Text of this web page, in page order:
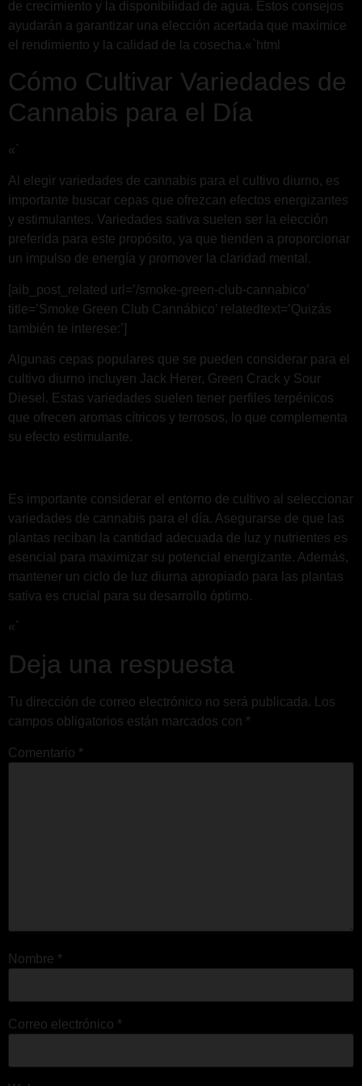
de crecimiento y la disponibilidad de agua. Estos consejos
ayudarán a garantizar una elección acertada que maximice
el rendimiento y la calidad de la cosecha.«`html
Cómo Cultivar Variedades de
Cannabis para el Día
«`
Al elegir variedades de cannabis para el cultivo diurno, es
importante buscar cepas que ofrezcan efectos energizantes
y estimulantes. Variedades sativa suelen ser la elección
preferida para este propósito, ya que tienden a proporcionar
un impulso de energía y promover la claridad mental.
[aib_post_related url=’/smoke-green-club-cannabico’
title=’Smoke Green Club Cannábico’ relatedtext=’Quizás
también te interese:’]
Algunas cepas populares que se pueden considerar para el
cultivo diurno incluyen Jack Herer, Green Crack y Sour
Diesel. Estas variedades suelen tener perfiles terpénicos
que ofrecen aromas cítricos y terrosos, lo que complementa
su efecto estimulante.
Es importante considerar el entorno de cultivo al seleccionar
variedades de cannabis para el día. Asegurarse de que las
plantas reciban la cantidad adecuada de luz y nutrientes es
esencial para maximizar su potencial energizante. Además,
mantener un ciclo de luz diurna apropiado para las plantas
sativa es crucial para su desarrollo óptimo.
«`
Deja una respuesta
Tu dirección de correo electrónico no será publicada.
Los
campos obligatorios están marcados con *
Comentario *
Nombre *
Correo electrónico *